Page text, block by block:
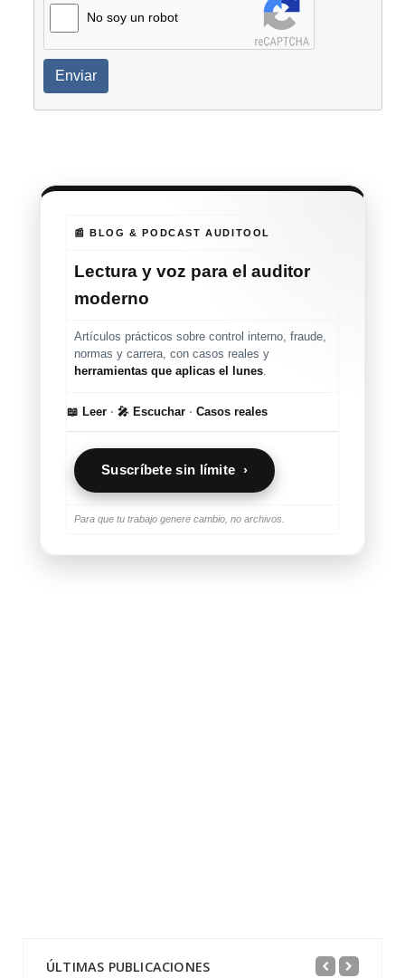
No soy un robot
Enviar
📰 BLOG & PODCAST AUDITOOL
Lectura y voz para el auditor
moderno
Artículos prácticos sobre control interno, fraude,
normas y carrera, con casos reales y
herramientas que aplicas el lunes.
📖 Leer · 🎤 Escuchar · Casos reales
Suscríbete sin límite ›
Para que tu trabajo genere cambio, no archivos.
ÚLTIMAS PUBLICACIONES